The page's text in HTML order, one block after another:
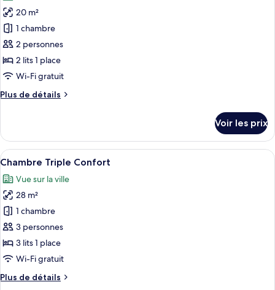
photos
pour
ce
type
de
chambre :
Chambre
lits
jumeaux
20 m²
1 chambre
2 personnes
2 lits 1 place
Wi-Fi gratuit
Plus de détails
Plus
le
type
de
Chambre
Confort
avec
lits
jumeaux
Voir les prix
Afficher
toutes
les
photos
pour
ce
type
de
chambre :
Chambre
Une chambre d’hôtel moderne
8
Chambre Triple Confort
Vue sur la ville
28 m²
1 chambre
3 personnes
3 lits 1 place
Wi-Fi gratuit
Plus de détails
Plus